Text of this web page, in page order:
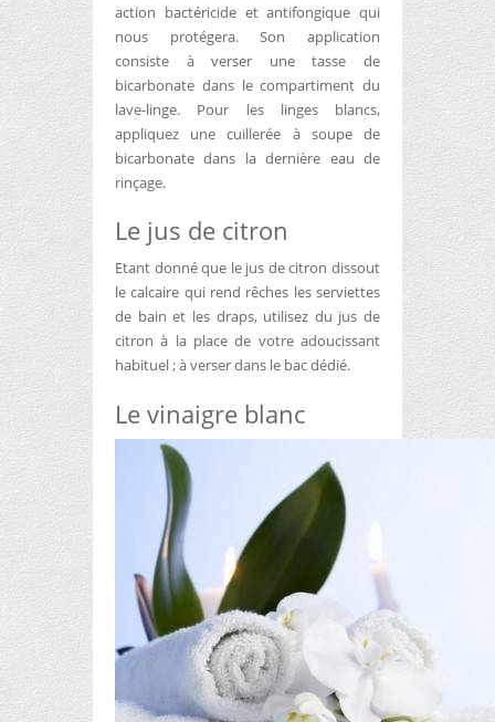
action bactéricide et antifongique qui
nous protégera. Son application
consiste à verser une tasse de
bicarbonate dans le compartiment du
lave-linge. Pour les linges blancs,
appliquez une cuillerée à soupe de
bicarbonate dans la dernière eau de
rinçage.
Le jus de citron
Etant donné que le jus de citron dissout
le calcaire qui rend rêches les serviettes
de bain et les draps, utilisez du jus de
citron à la place de votre adoucissant
habituel ; à verser dans le bac dédié.
Le vinaigre blanc